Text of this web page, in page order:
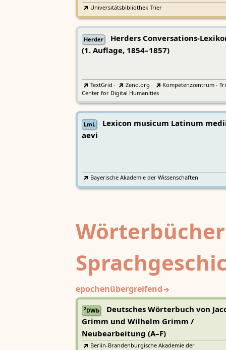
Universitätsbibliothek Trier
Herder
Herders Conversations-
(1. Auflage, 1854–1857)
TextGrid · Zeno.org ·
Kompetenzzentrum -
Center for Digital Humanities
LmL
Lexicon musicum Latinum
aevi
Bayerische Akademie der Wissenschaften
epochenübergreifend
2DWb
Deutsches Wörterbuch von
Grimm und Wilhelm Grimm /
Neubearbeitung (A–F)
Berlin-Brandenburgische Akademie der